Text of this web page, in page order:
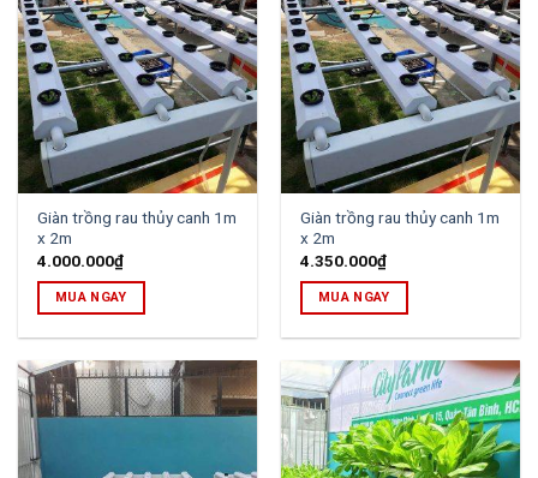
Giàn trồng rau thủy canh 1m
x 2m
4.000.000₫
MUA NGAY
Giàn trồng rau thủy canh 1m
x 2m
4.350.000₫
MUA NGAY